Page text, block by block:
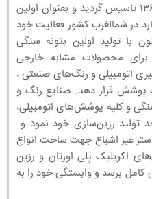
صنایع رنگ و رزین آرکو در سال ۱۳۶۶ تاسیس گردید و بعنوان اولین
در شمالغرب کشور فعالیت خود
با تولید اولین بتونه سنگی
برای محصولات مشابه خارجی
اتومبیلی و رنگ‌های صنعتی ،
پوشش قرار دهد. صنایع رنگ و
و کلیه پوشش‌های اتومبیلی،
واحد تولید رزین‌سازی خود نمود و
غیر اشباع جهت ساخت انواع
اکریلیک پلی اورتان و رزین
برسد و وابستگی خود را به